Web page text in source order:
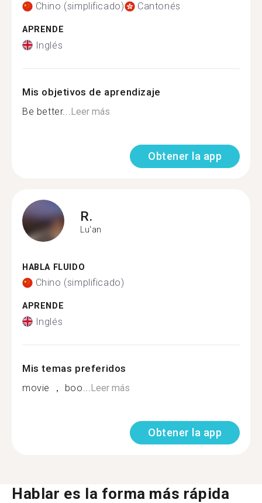
Chino (simplificado) Cantonés
APRENDE
Inglés
Mis objetivos de aprendizaje
Be better... Leer más
Obtener la app
R.
Lu'an
HABLA FLUIDO
Chino (simplificado)
APRENDE
Inglés
Mis temas preferidos
movie ， boo... Leer más
Obtener la app
Hablar es la forma más rápida